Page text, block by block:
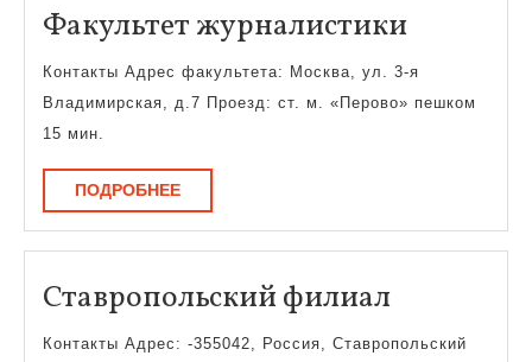
Факультет журналистики
Контакты Адрес факультета: Москва, ул. 3-я
Владимирская, д.7 Проезд: ст. м. «Перово» пешком
15 мин.
ПОДРОБНЕЕПОДРОБНЕЕ
Ставропольский филиал
филиал
Контакты Адрес: -355042, Россия, Ставропольский